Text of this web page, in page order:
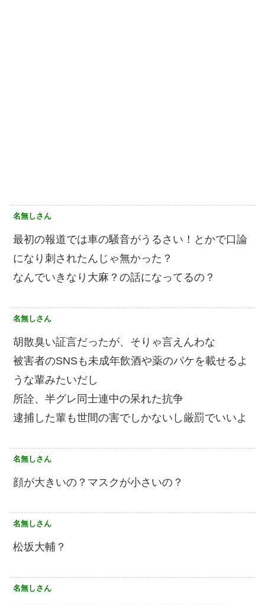
名無しさん
最初の報道では車の騒音がうるさい！とかで口論
になり刺されたんじゃ無かった？
なんでいきなり大麻？の話になってるの？
名無しさん
胡散臭い証言だったが、そりゃ言えんわな
被害者のSNSも未成年飲酒や薬のパケを載せるよ
うな輩みたいだし
所詮、半グレ同士連中の呆れた抗争
逮捕した輩も世間の害でしかないし厳罰でいいよ
名無しさん
顔が大きいの？マスクが小さいの？
名無しさん
松坂大輔？
名無しさん